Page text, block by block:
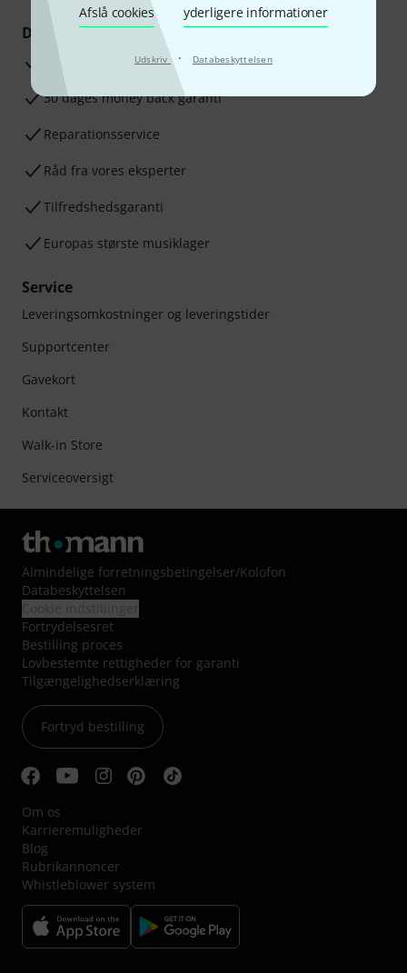
Afslå cookies yderligere informationer
Udskriv · Databeskyttelsen
Dine fordele
3 års Thomann Garanti
30 dages money back garanti
Reparationsservice
Råd fra vores eksperter
Tilfredshedsgaranti
Europas største musiklager
Service
Leveringsomkostninger og leveringstider
Supportcenter
Gavekort
Kontakt
Walk-in Store
Serviceoversigt
Almindelige forretningsbetingelser/Kolofon
Databeskyttelsen
Fortrydelsesret
Bestilling proces
Lovbestemte rettigheder for garanti
Tilgængelighedserklæring
Fortryd bestilling
Om os
Karrieremuligheder
Blog
Rubrikannoncer
Whistleblower system